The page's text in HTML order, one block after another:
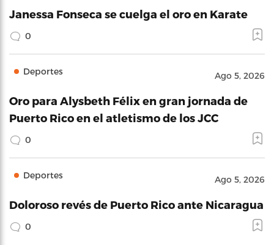
Janessa Fonseca se cuelga el oro en Karate
0
Deportes Ago 5, 2026
Oro para Alysbeth Félix en gran jornada de
Puerto Rico en el atletismo de los JCC
0
Deportes Ago 5, 2026
Doloroso revés de Puerto Rico ante Nicaragua
0